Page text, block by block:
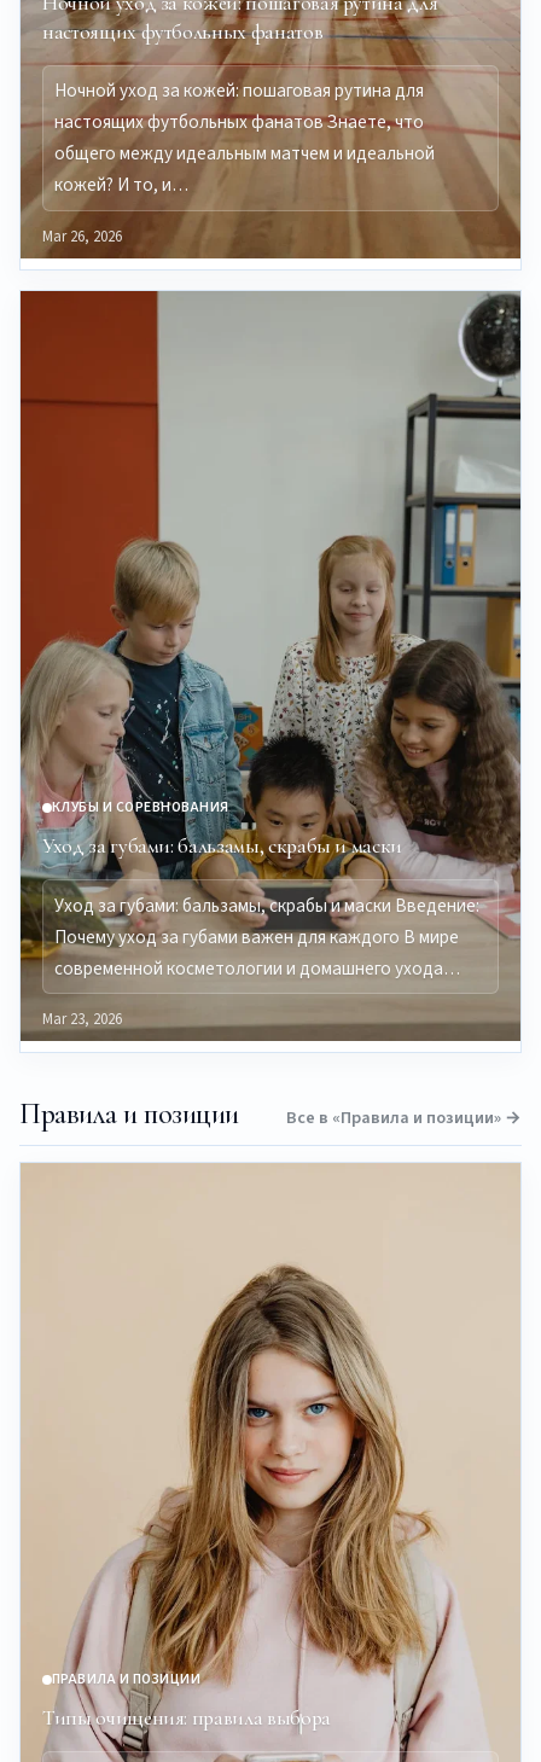
настоящих футбольных фанатов
Ночной уход за кожей: пошаговая рутина для
настоящих футбольных фанатов Знаете, что
общего между идеальным матчем и идеальной
кожей? И то, и…
Mar 26, 2026
КЛУБЫ И СОРЕВНОВАНИЯ
Уход за губами: бальзамы, скрабы и маски
Уход за губами: бальзамы, скрабы и маски Введение:
Почему уход за губами важен для каждого В мире
современной косметологии и домашнего ухода…
Mar 23, 2026
Правила и позиции Все в «Правила и позиции» →
ПРАВИЛА И ПОЗИЦИИ
Типы очищения: правила выбора